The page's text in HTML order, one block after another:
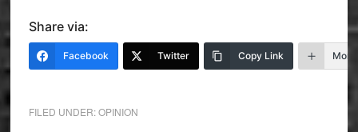
Share via:
Facebook Twitter Copy Link More
FILED UNDER:OPINION